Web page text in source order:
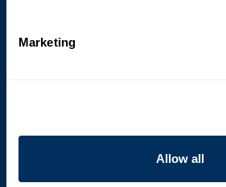
Marketing
Allow all
โซลูชันการห่อหุ้มเพื่อการปกป้องร
ฟิล์มอัตโนมัติของเราใช้ฟิล์มที่ทนทาน
ลดความเสี่ยงต่อความเสียหาย โซลูชัน
ปรับปรุงประสิทธิภาพการทํางานของคุ
ของคุณในส่วนประกอบยานยนต์